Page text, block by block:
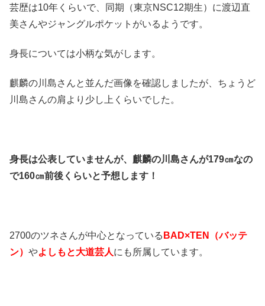
芸歴は10年くらいで、同期（東京NSC12期生）に渡辺直
美さんやジャングルポケットがいるようです。
身長については小柄な気がします。
麒麟の川島さんと並んだ画像を確認しましたが、ちょうど
川島さんの肩より少し上くらいでした。
身長は公表していませんが、麒麟の川島さんが179㎝なの
で160㎝前後くらいと予想します！
2700のツネさんが中心となっている BAD×TEN（バッテ
ン） やよしもと大道芸人にも所属しています。